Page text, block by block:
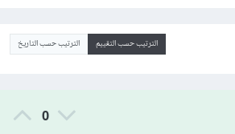
الترتيب حسب التقييم الترتيب حسب التاريخ
0